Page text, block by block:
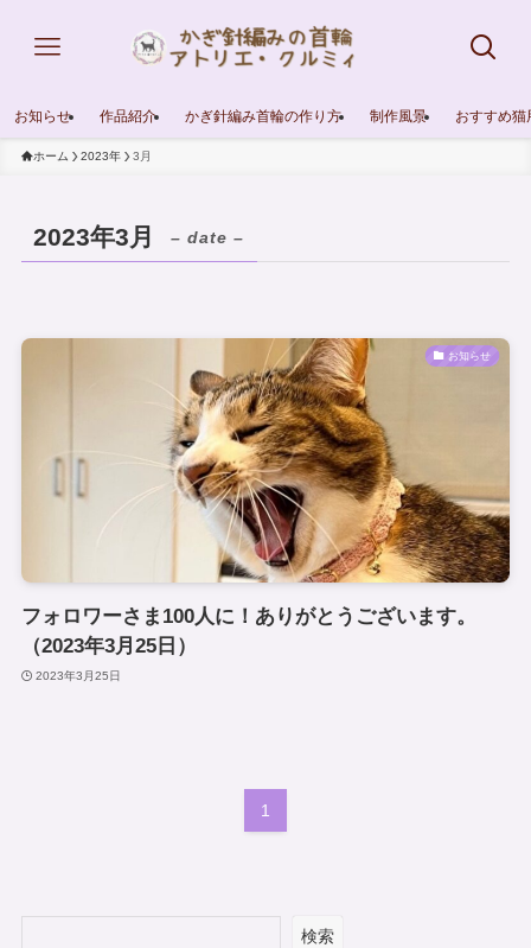
お知らせ 作品紹介 かぎ針編み首輪の作り方 制作風景 おすすめ猫
ホーム 2023年 3月
2023年3月 – date –
お知らせ
フォロワーさま100人に！ありがとうございます。
（2023年3月25日）
2023年3月25日
1
検索